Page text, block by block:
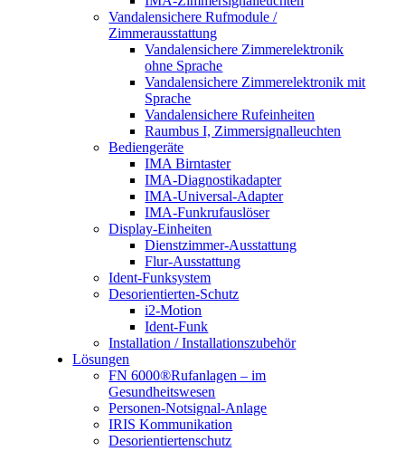
Vandalensichere Rufmodule /
Zimmerausstattung
Vandalensichere Zimmerelektronik
ohne Sprache
Vandalensichere Zimmerelektronik mit
Sprache
Vandalensichere Rufeinheiten
Raumbus I, Zimmersignalleuchten
Bediengeräte
IMA Birntaster
IMA-Diagnostikadapter
IMA-Universal-Adapter
IMA-Funkrufauslöser
Display-Einheiten
Dienstzimmer-Ausstattung
Flur-Ausstattung
Ident-Funksystem
Desorientierten-Schutz
i2-Motion
Ident-Funk
Installation / Installationszubehör
Lösungen
FN 6000®Rufanlagen – im
Gesundheitswesen
Personen-Notsignal-Anlage
IRIS Kommunikation
Desorientiertenschutz